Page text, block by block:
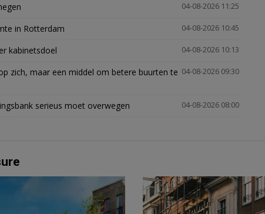
04-08-2026 11:25
04-08-2026 10:45
in Rotterdam
04-08-2026 10:13
kabinetsdoel
04-08-2026 09:30
zich, maar een middel om betere buurten te
04-08-2026 08:00
serieus moet overwegen